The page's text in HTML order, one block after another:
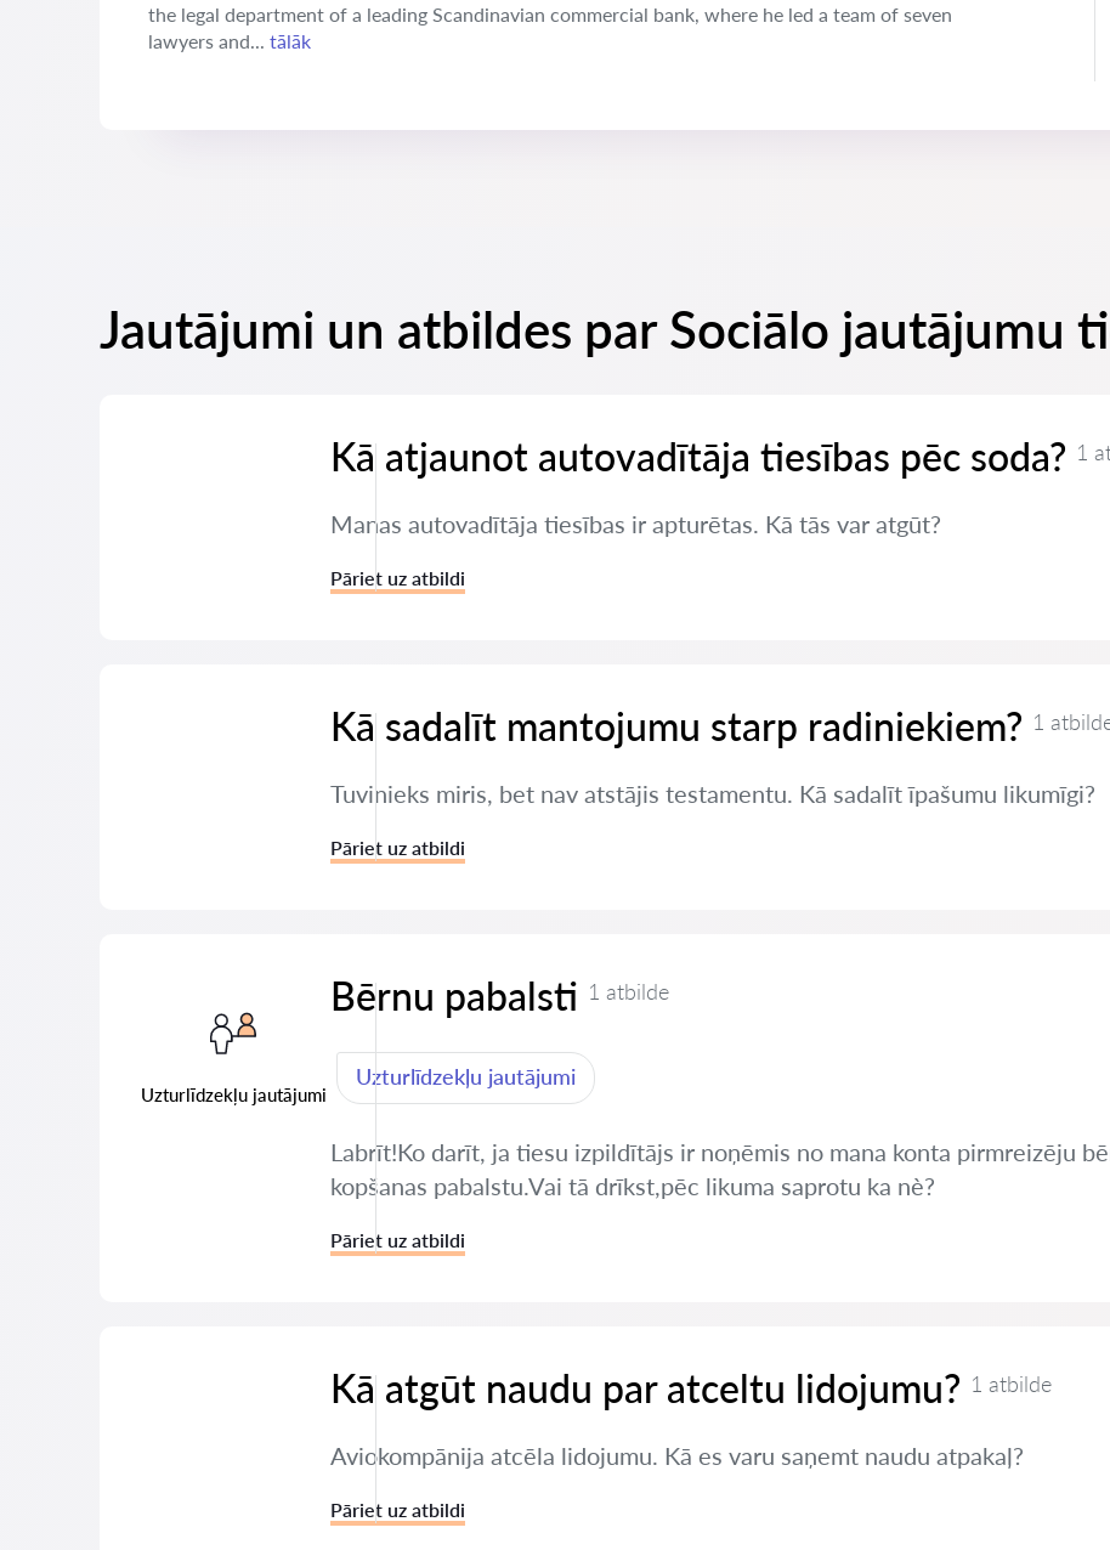
the legal department of a leading Scandinavian commercial bank, where he led a team of seven
lawyers and... tālāk
Jautājumi un atbildes par Sociālo jautājumu
Kā atjaunot autovadītāja tiesības pēc soda? 1
Manas autovadītāja tiesības ir apturētas. Kā tās var atgūt?
Pāriet uz atbildi
Kā sadalīt mantojumu starp radiniekiem? 1
Tuvinieks miris, bet nav atstājis testamentu. Kā sadalīt īpašumu likumīgi?
Pāriet uz atbildi
Uzturlīdzekļu jautājumi
Bērnu pabalsti 1 atbilde
Uzturlīdzekļu jautājumi
Labrīt!Ko darīt, ja tiesu izpildītājs ir noņēmis no mana konta pirmreizēju
kopšanas pabalstu.Vai tā drīkst,pēc likuma saprotu ka nè?
Pāriet uz atbildi
Kā atgūt naudu par atceltu lidojumu? 1 atbilde
Aviokompānija atcēla lidojumu. Kā es varu saņemt naudu atpakaļ?
Pāriet uz atbildi